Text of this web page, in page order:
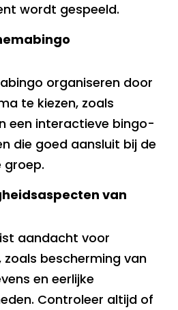
wordt gespeeld.
organiseren door
te kiezen, zoals
een interactieve bingo-
die goed aansluit bij de
groep.
van
aandacht voor
zoals bescherming van
en eerlijke
Controleer altijd of